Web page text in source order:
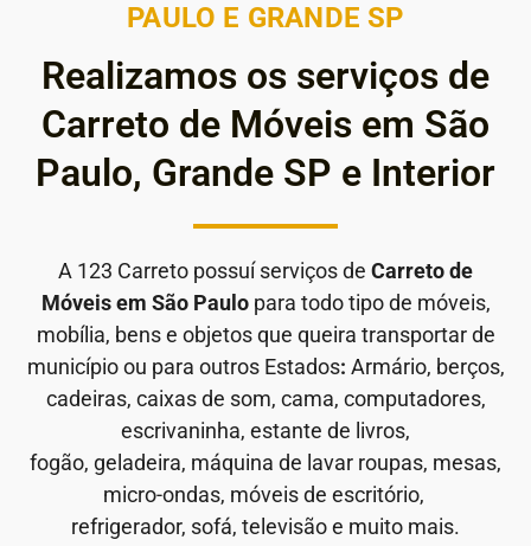
PAULO E GRANDE SP
Realizamos os serviços de
Carreto de Móveis em São
Paulo, Grande SP e Interior
A 123 Carreto possuí serviços de Carreto de
Móveis em São Paulopara todo tipo de móveis,
mobília, bens e objetos que queira transportar de
município ou para outros Estados: Armário, berços,
cadeiras, caixas de som, cama, computadores,
escrivaninha, estante de livros,
fogão, geladeira, máquina de lavar roupas, mesas,
micro-ondas, móveis de escritório,
refrigerador, sofá, televisão e muito mais.